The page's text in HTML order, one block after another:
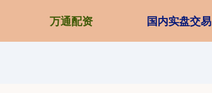
万通配资 国内实盘交易